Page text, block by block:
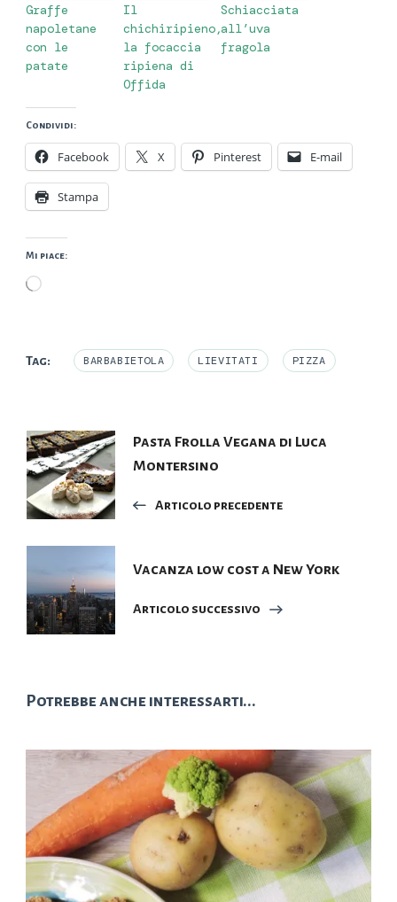
Graffe
napoletane
con le
patate
Il
chichiripieno,
la focaccia
ripiena di
Offida
Schiacciata
all’uva
fragola
Condividi:
Facebook X Pinterest E-mail
Stampa
Mi piace:
Caricamento
Tag: BARBABIETOLA LIEVITATI PIZZA
Navigazione
articoli
Pasta Frolla Vegana di Luca
Montersino
Articolo precedente
Vacanza low cost a New York
Articolo successivo
Potrebbe anche interessarti...